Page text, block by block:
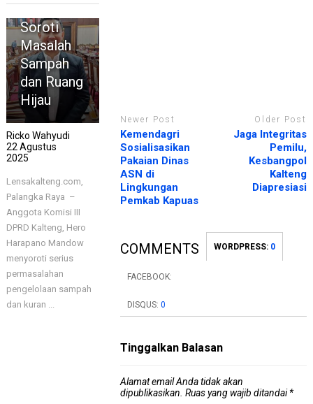
Newer Post
Kemendagri
Sosialisasikan
Pakaian Dinas
ASN di
Lingkungan
Pemkab Kapuas
Older Post
Jaga Integritas
Pemilu,
Kesbangpol
Kalteng
Diapresiasi
COMMENTS WORDPRESS: 0
FACEBOOK:
DISQUS:0
Tinggalkan Balasan
Alamat email Anda tidak akan
dipublikasikan. Ruas yang wajib ditandai*
Kalteng
Soroti
Masalah
Sampah
dan Ruang
Hijau
Ricko Wahyudi
22 Agustus
2025
Lensakalteng.com,
Palangka Raya –
Anggota Komisi III
DPRD Kalteng, Hero
Harapano Mandow
menyoroti serius
permasalahan
pengelolaan sampah
dan kuran ...